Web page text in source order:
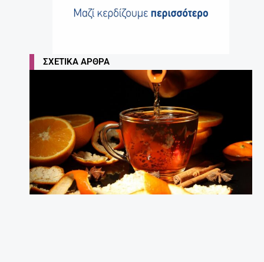
ΣΧΕΤΙΚΆ ΆΡΘΡΑ